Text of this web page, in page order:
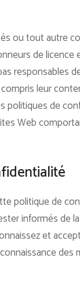
ou tout autre
de
responsables
leur
de
Web
politique de
informés de
et
des